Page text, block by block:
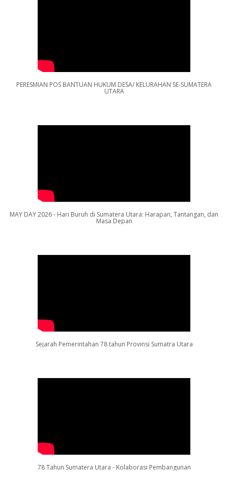
PERESMIAN POS BANTUAN HUKUM DESA/ KELURAHAN SE-SUMATERA
UTARA
MAY DAY 2026 - Hari Buruh di Sumatera Utara: Harapan, Tantangan, dan
Masa Depan
Sejarah Pemerintahan 78 tahun Provinsi Sumatra Utara
78 Tahun Sumatera Utara - Kolaborasi Pembangunan